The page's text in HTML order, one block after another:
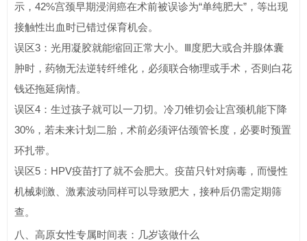
示，42%宫颈早期浸润癌在术前被误诊为“单纯肥大”，等出现
接触性出血时已错过保育机会。
误区3：光用凝胶就能缩回正常大小。Ⅲ度肥大或合并腺体囊
肿时，药物无法逆转纤维化，必须联合物理或手术，否则白花
钱还拖延病情。
误区4：生过孩子就可以一刀切。冷刀锥切会让宫颈机能下降
30%，若未来计划二胎，术前必须评估颈管长度，必要时预置
环扎带。
误区5：HPV疫苗打了就不会肥大。疫苗只针对病毒，而慢性
机械刺激、激素波动同样可以导致肥大，接种后仍需定期筛
查。
八、高原女性专属时间表：几岁该做什么